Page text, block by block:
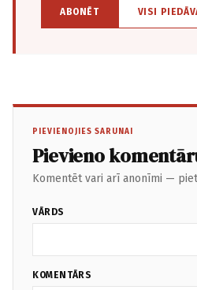
ABONĒT VISI
PIEVIENOJIES SARUNAI
Pievieno
Komentēt vari arī anonīmi —
VĀRDS
KOMENTĀRS